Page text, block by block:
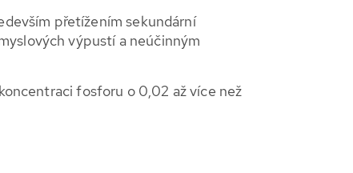
přetížením sekundární
výpustí a neúčinným
fosforu o 0,02 až více než